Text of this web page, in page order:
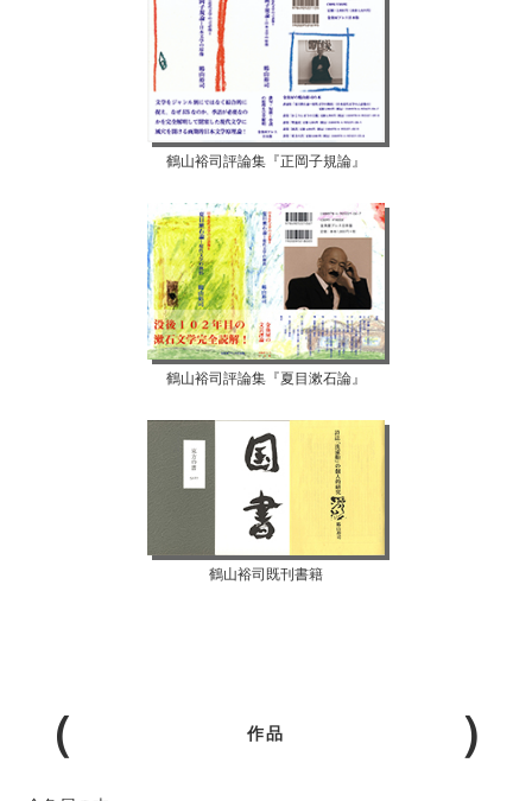
鶴山裕司評論集『正岡子規論』
鶴山裕司評論集『夏目漱石論』
鶴山裕司既刊書籍
作品